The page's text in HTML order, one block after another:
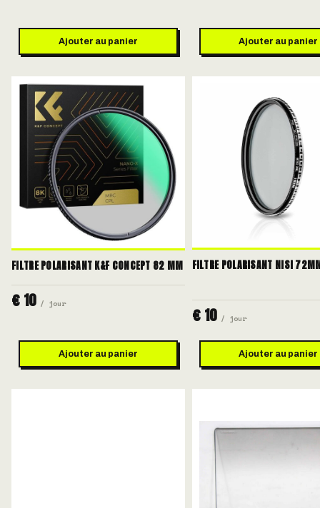
Ajouter au panier Ajouter au panier
FILTRE POLARISANT K&F CONCEPT 82 MM
€ 10 / jour
Ajouter au panier
FILTRE POLARISANT NISI
€ 10 / jour
Ajouter au panier